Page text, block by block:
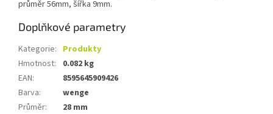
průměr 56mm, šířka 9mm.
Doplňkové parametry
Kategorie: Produkty
Hmotnost:
0.082 kg
EAN:
8595645909426
Barva:
wenge
Průměr:
28 mm